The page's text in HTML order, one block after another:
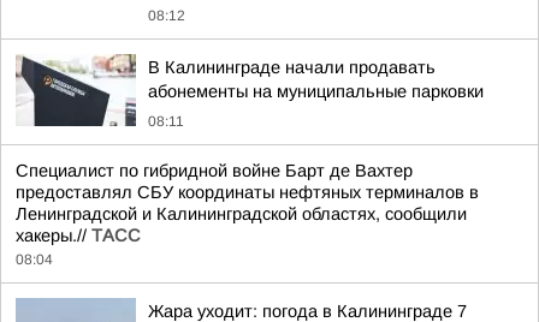
08:12
В Калининграде начали продавать
абонементы на муниципальные парковки
08:11
Специалист по гибридной войне Барт де Вахтер
предоставлял СБУ координаты нефтяных терминалов в
Ленинградской и Калининградской областях, сообщили
хакеры.// ТАСС
08:04
Жара уходит: погода в Калининграде 7